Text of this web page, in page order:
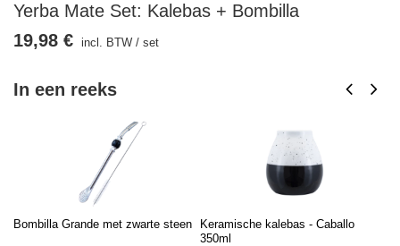
Yerba Mate Set: Kalebas + Bombilla
In een reeks
Bombilla Grande met zwarte steen
Keramische kalebas - Caballo
350ml
19,98 € incl. BTW / set